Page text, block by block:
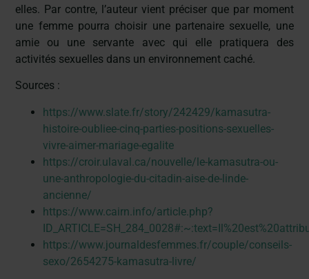
elles. Par contre, l’auteur vient préciser que par moment
une femme pourra choisir une partenaire sexuelle, une
amie ou une servante avec qui elle pratiquera des
activités sexuelles dans un environnement caché.
Sources :
https://www.slate.fr/story/242429/kamasutra-
histoire-oubliee-cinq-parties-positions-sexuelles-
vivre-aimer-mariage-egalite
https://croir.ulaval.ca/nouvelle/le-kamasutra-ou-
une-anthropologie-du-citadin-aise-de-linde-
ancienne/
https://www.cairn.info/article.php?
https://www.journaldesfemmes.fr/couple/conseils-
sexo/2654275-kamasutra-livre/